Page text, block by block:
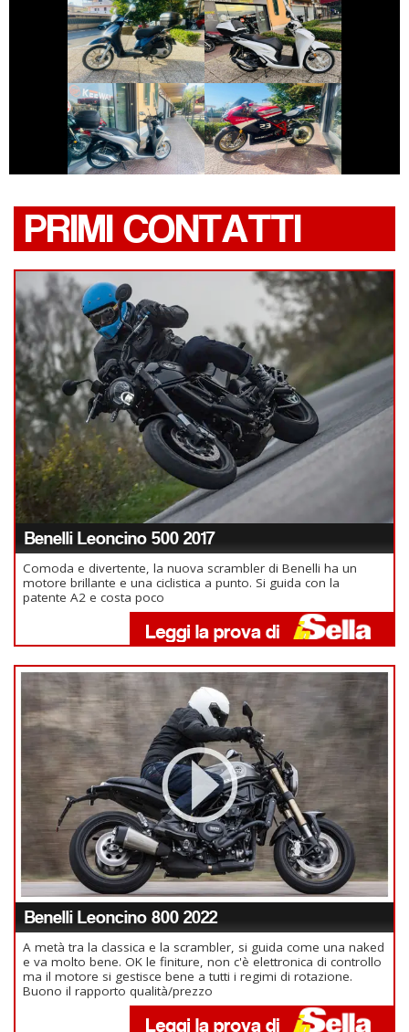
PIAGGIO LIBERTY HONDA SH
HONDA SH
€ 2.290 €
DUCATI 1098
€ 10.490 €
PRIMI CONTATTI
Benelli Leoncino 500 2017
Comoda e divertente, la nuova scrambler di Benelli ha un
motore brillante e una ciclistica a punto. Si guida con la
patente A2 e costa poco
Benelli Leoncino 800 2022
A metà tra la classica e la scrambler, si guida come una naked
e va molto bene. OK le finiture, non c'è elettronica di controllo
ma il motore si gestisce bene a tutti i regimi di rotazione.
Buono il rapporto qualità/prezzo